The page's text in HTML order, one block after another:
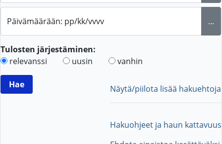
Päivämäärään: pp/kk/vvvv ...
Tulosten järjestäminen:
relevanssi
uusin vanhin
Näytä/piilota lisää hakuehtoja
Hakuohjeet ja haun kattavuus